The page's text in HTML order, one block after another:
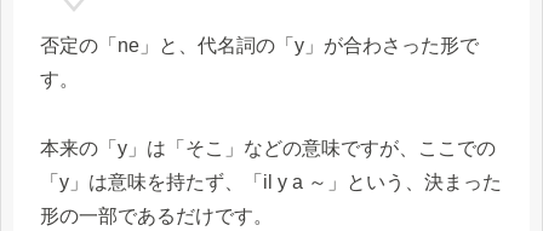
否定の「ne」と、代名詞の「y」が合わさった形で
す。
本来の「y」は「そこ」などの意味ですが、ここでの
「y」は意味を持たず、「il y a ～」という、決まった
形の一部であるだけです。